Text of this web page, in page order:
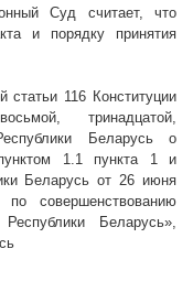
Суд считает, что
и порядку принятия
статьи 116 Конституции
тринадцатой,
Беларусь о
1.1 пункта 1 и
Беларусь от 26 июня
совершенствованию
Беларусь»,